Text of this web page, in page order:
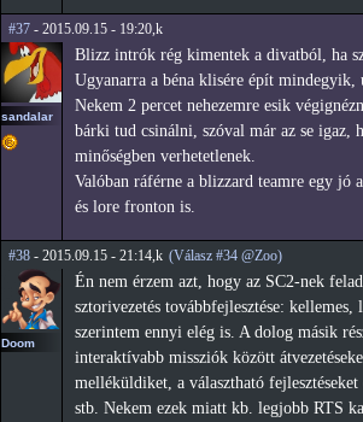
#37 - 2015.09.15 - 19:20,k
sandalar
Blizz intrók rég kimentek a divatból, ha
Ugyanarra a béna klisére épít mindegyik,
Nekem 2 percet nehezemre esik
bárki tud csinálni, szóval már az se igaz,
minőségben verhetetlenek.
Valóban ráférne a blizzard teamre egy jó
és lore fronton is.
#38 - 2015.09.15 - 21:14,k (Válasz #34 @Zoo)
Doom
Én nem érzem azt, hogy az SC2-nek
sztorivezetés továbbfejlesztése: kellemes,
szerintem ennyi elég is. A dolog másik
interaktívabb missziók között
melléküldiket, a választható fejlesztéseket
stb. Nekem ezek miatt kb. legjobb RTS